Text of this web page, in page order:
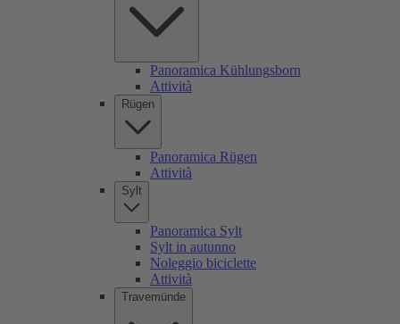
Panoramica Kühlungsborn
Attività
Rügen
Panoramica Rügen
Attività
Sylt
Panoramica Sylt
Sylt in autunno
Noleggio biciclette
Attività
Travemünde